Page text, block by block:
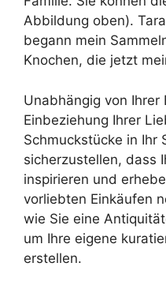
Abbildung oben).
begann mein
Knochen, die jetzt
Unabhängig von
Einbeziehung Ihrer
Schmuckstücke in Ihr
sicherzustellen, dass
inspirieren und
vorliebten Einkäufen
wie Sie eine
um Ihre eigene
erstellen.